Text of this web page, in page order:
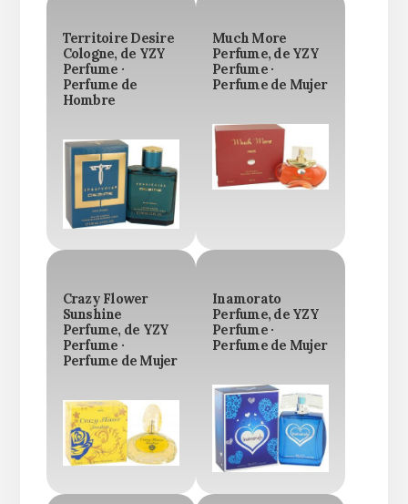
Territoire Desire
Cologne, de YZY
Perfume ·
Perfume de
Hombre
Much More
Perfume, de YZY
Perfume ·
Perfume de Mujer
Crazy Flower
Sunshine
Perfume, de YZY
Perfume ·
Perfume de Mujer
Inamorato
Perfume, de YZY
Perfume ·
Perfume de Mujer